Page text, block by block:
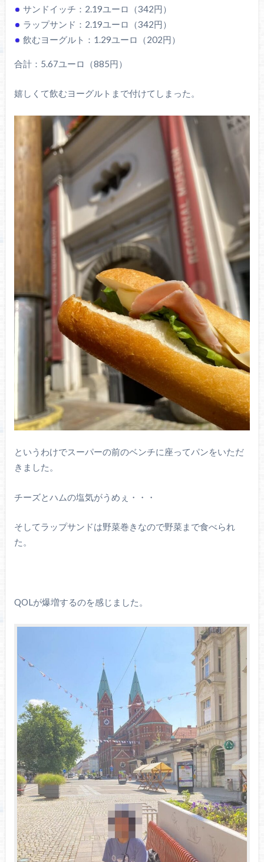
サンドイッチ：2.19ユーロ（342円）
ラップサンド：2.19ユーロ（342円）
飲むヨーグルト：1.29ユーロ（202円）
合計：5.67ユーロ（885円）
嬉しくて飲むヨーグルトまで付けてしまった。
というわけでスーパーの前のベンチに座ってパンをいただ
きました。
チーズとハムの塩気がうめぇ・・・
そしてラップサンドは野菜巻きなので野菜まで食べられ
た。
QOLが爆増するのを感じました。